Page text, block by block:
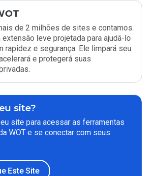
de 2 milhões de sites e contamos.
extensão leve projetada para ajudá-lo
rapidez e segurança. Ele limpará seu
e protegerá suas
site?
site para acessar as ferramentas
WOT e se conectar com seus
Este Site